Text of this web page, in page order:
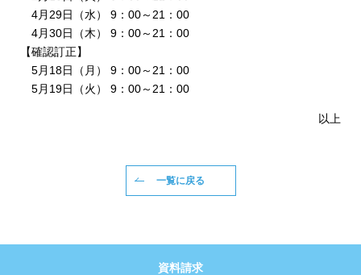
4月29日（水） 9：00～21：00
4月30日（木） 9：00～21：00
【確認訂正】
5月18日（月） 9：00～21：00
5月19日（火） 9：00～21：00
以上
一覧に戻る
資料請求